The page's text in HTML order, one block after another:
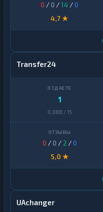
0 / 0 /14 /0
4,7 ★
Transfer24
1
0,088 / 15
0 / 0 / 2 /0
5,0 ★
UAchanger